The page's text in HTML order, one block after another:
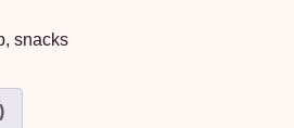
,snacks